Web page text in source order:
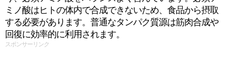
ミノ酸はヒトの体内で合成できないため、食品から摂取
する必要があります。普通なタンパク質源は筋肉合成や
回復に効率的に利用されます。
スポンサーリンク